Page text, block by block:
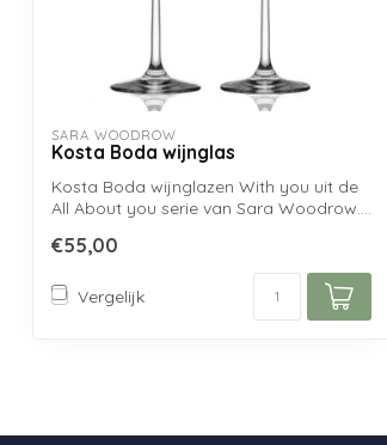
SARA WOODROW
Kosta Boda wijnglas
Kosta Boda wijnglazen With you uit de
All About you serie van Sara Woodrow....
€55,00
Vergelijk